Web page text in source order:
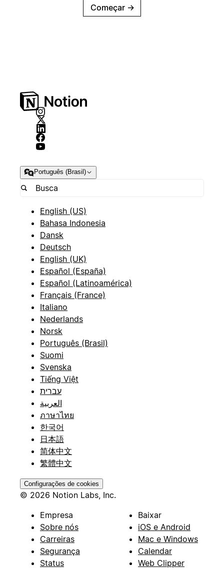
Começar →
Português (Brasil)
English (US)
Bahasa Indonesia
Dansk
Deutsch
English (UK)
Español (España)
Español (Latinoamérica)
Français (France)
Italiano
Nederlands
Norsk
Português (Brasil)
Suomi
Svenska
Tiếng Việt
עברית
العربية
ภาษาไทย
한국어
日本語
简体中文
繁體中文
Configurações de cookies
© 2026 Notion Labs, Inc.
Empresa
Sobre nós
Carreiras
Segurança
Status
Baixar
iOS e Android
Mac e Windows
Calendar
Web Clipper